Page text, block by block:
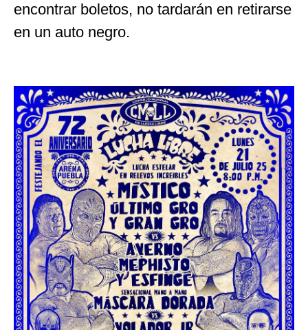
encontrar boletos, no tardarán en retirarse
en un auto negro.